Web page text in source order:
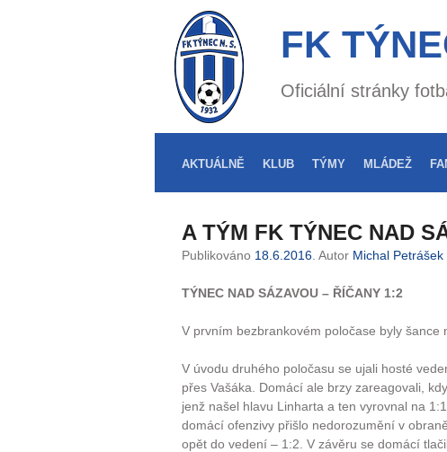
FK
Oficiální stránky
AKTUÁLNĚ KLUB TÝMY MLÁDEŽ
A TÝM FK TÝNEC NAD
Publikováno 18.6.2016 . Autor Michal Petrášek
TÝNEC NAD SÁZAVOU – ŘÍČANY 1:2
V prvním bezbrankovém poločase byly šance
V úvodu druhého poločasu se ujali hosté
přes Vašáka. Domácí ale brzy zareagovali,
jenž našel hlavu Linharta a ten vyrovnal na
domácí ofenzivy přišlo nedorozumění v
opět do vedení – 1:2. V závěru se domácí